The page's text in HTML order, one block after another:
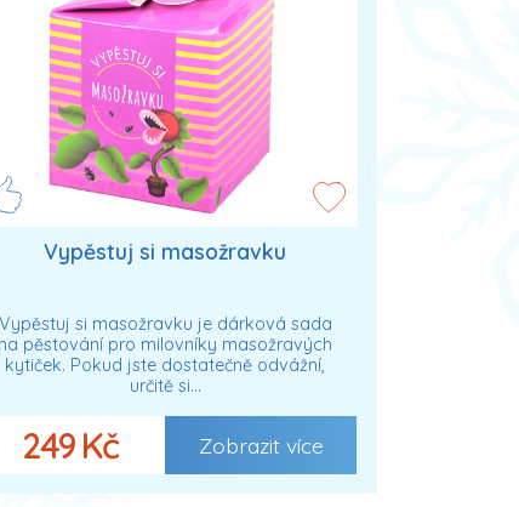
Vypěstuj si masožravku
Vypěstuj si masožravku je dárková sada
na pěstování pro milovníky masožravých
kytiček. Pokud jste dostatečně odvážní,
určitě si…
249 Kč Zobrazit více